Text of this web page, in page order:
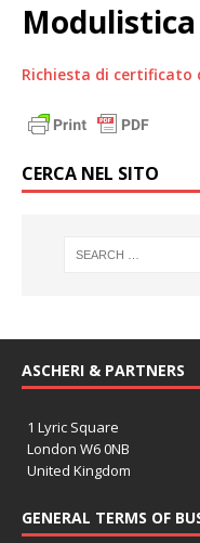
Modulistica
Richiesta di certificato
CERCA NEL SITO
ASCHERI & PARTNERS
1 Lyric Square
London W6 0NB
United Kingdom
GENERAL TERMS OF